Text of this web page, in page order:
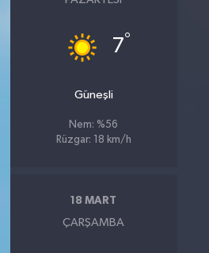
7°
Güneşli
Nem: %56
Rüzgar: 18 km/h
18 MART
ÇARŞAMBA